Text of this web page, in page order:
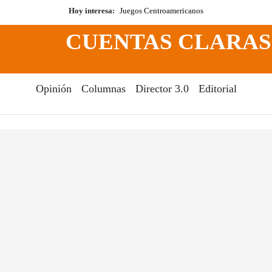
Hoy interesa: Juegos Centroamericanos
CUENTAS CLARAS
Opinión Columnas Director 3.0 Editorial